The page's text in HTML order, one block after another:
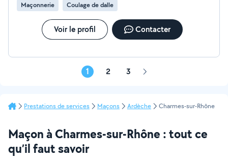
Maçonnerie Coulage de dalle
Voir le profil Contacter
1 2 3 Page
Prestations de services Maçons Ardèche Charmes-sur-Rhône
Maçon à Charmes-sur-Rhône : tout ce
qu’il faut savoir